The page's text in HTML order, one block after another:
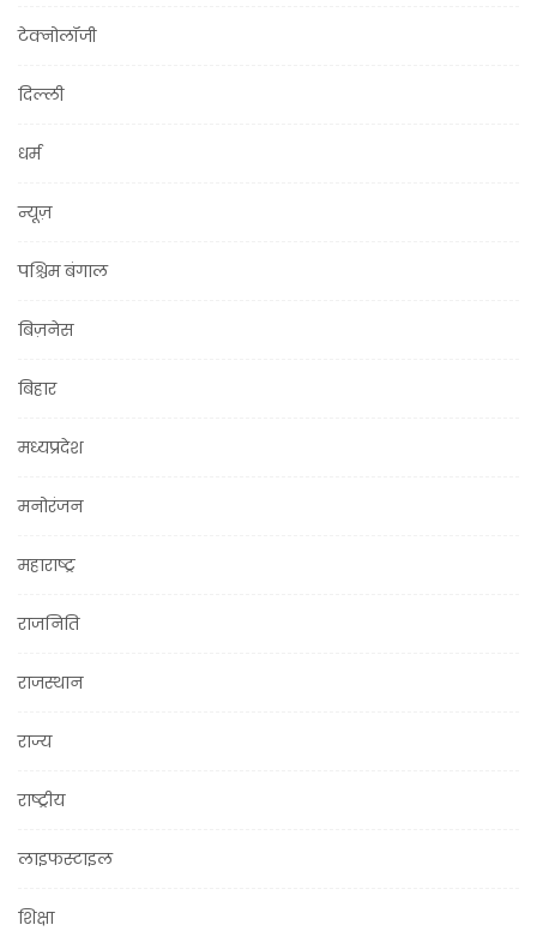
टेक्नोलॉजी
दिल्ली
धर्म
न्यूज़
पश्चिम बंगाल
बिज़नेस
बिहार
मध्यप्रदेश
मनोरंजन
महाराष्ट्र
राजनिति
राजस्थान
राज्य
राष्ट्रीय
लाइफस्टाइल
शिक्षा